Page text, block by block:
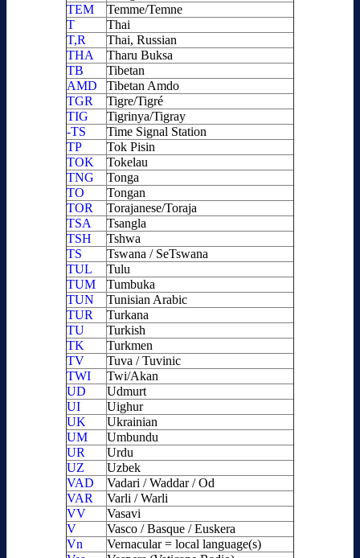
TEM
Temme/Temne
T
Thai
T,R
Thai, Russian
THA
Tharu Buksa
TB
Tibetan
AMD
Tibetan Amdo
TGR
Tigre/Tigré
TIG
Tigrinya/Tigray
-TS
Time Signal Station
TP
Tok Pisin
TOK
Tokelau
TNG
Tonga
TO
Tongan
TOR
Torajanese/Toraja
TSA
Tsangla
TSH
Tshwa
TS
Tswana / SeTswana
TUL
Tulu
TUM
Tumbuka
TUN
Tunisian Arabic
TUR
Turkana
TU
Turkish
TK
Turkmen
TV
Tuva / Tuvinic
TWI
Twi/Akan
UD
Udmurt
UI
Uighur
UK
Ukrainian
UM
Umbundu
UR
Urdu
UZ
Uzbek
VAD
Vadari / Waddar / Od
VAR
Varli / Warli
VV
Vasavi
V
Vasco / Basque / Euskera
Vn
Vernacular = local language(s)